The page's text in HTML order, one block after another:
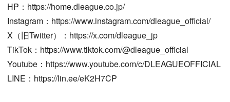
HP：https://home.dleague.co.jp/
Instagram：https://www.instagram.com/dleague_official/
X（旧Twitter）：https://x.com/dleague_jp
TikTok：https://www.tiktok.com/@dleague_official
Youtube：https://www.youtube.com/c/DLEAGUEOFFICIAL
LINE：https://lin.ee/eK2H7CP